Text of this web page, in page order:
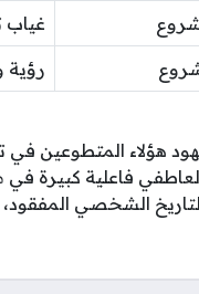
غياب
رؤية
هؤلاء المتطوعين في
فاعلية كبيرة
الشخصي المفقود،